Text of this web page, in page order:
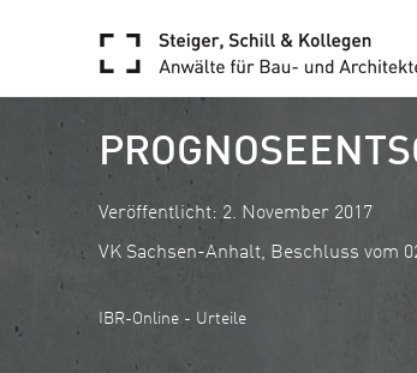
Veröffentlicht: 2. November 2017
VK Sachsen-Anhalt, Beschluss vom
IBR-Online - Urteile